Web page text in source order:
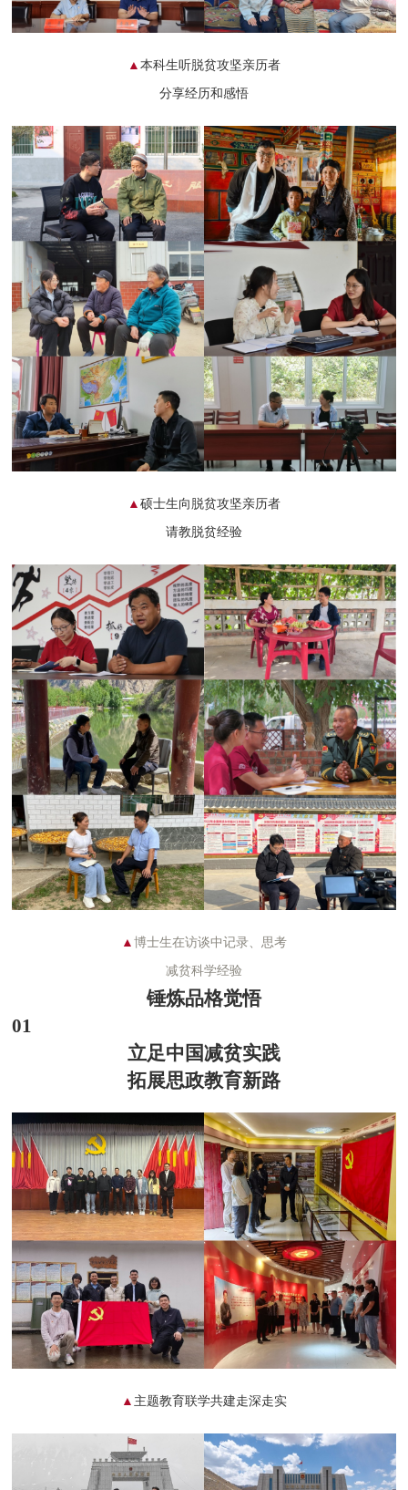
▲ 本科生听脱贫攻坚亲历者
分享经历和感悟
▲ 硕士生向脱贫攻坚亲历者
请教脱贫经验
▲ 博士生在访谈中记录、思考
减贫科学经验
锤炼品格觉悟
01
立足中国减贫实践
拓展思政教育新路
▲ 主题教育联学共建走深走实